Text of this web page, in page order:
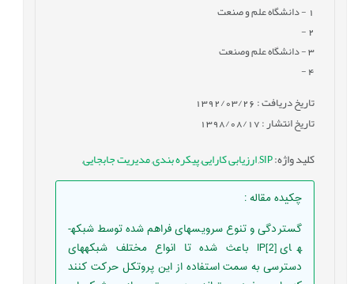
- دانشگاه علم و صنعت
2
-
3- دانشگاه علم وصنعت
4
-
تاریخ دریافت : 1392/03/26
تاریخ انتشار : 1398/08/17
کلید واژه:
SIP
,ارزیابی کارایی,پیکره بندی,مدیریت جابجایی,
چکیده مقاله:
گستردگی و تنوع سرویس­های فراهم شده توسط شبکه­
های IP[2] باعث شده تا انواع مختلف شبکه­های
دسترسی به سمت استفاده از این پروتکل حرکت کنند